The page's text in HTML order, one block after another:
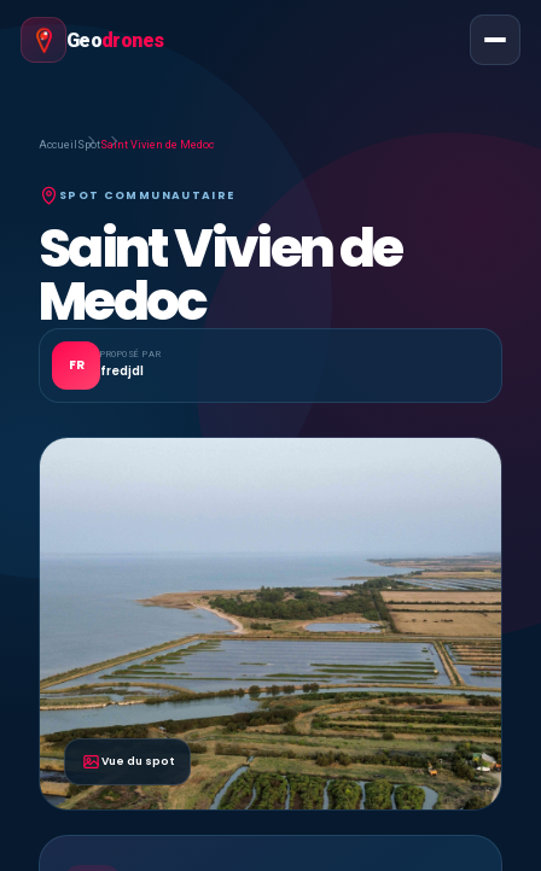
Geodrones
Accueil SpotSaint Vivien de Medoc
SPOT COMMUNAUTAIRE
Saint Vivien de
Medoc
FR
PROPOSÉ PAR
fredjdl
Vue du spot